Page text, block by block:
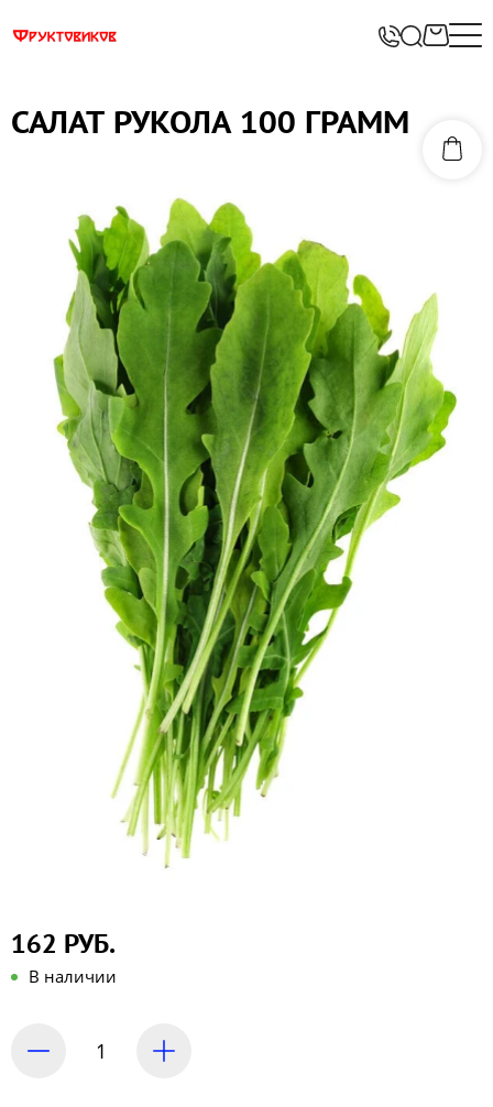
САЛАТ РУКОЛА 100 ГРАММ
162 РУБ.
В наличии